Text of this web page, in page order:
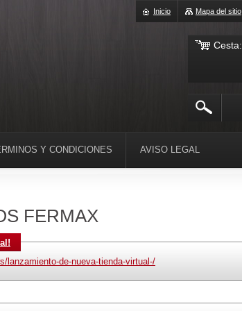
FERMAX
lanzamiento-de-nueva-tienda-virtual-/
Y CONDICIONES AVISO LEGAL
Mapa del sitio
Inicio
Cesta: